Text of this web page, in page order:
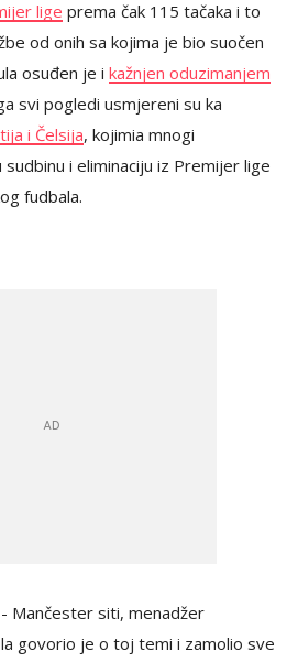
lige prema čak 115 tačaka i to
od onih sa kojima je bio suočen
osuđen je i kažnjen oduzimanjem
svi pogledi usmjereni su ka
i Čelsija, kojimia mnogi
i eliminaciju iz Premijer lige
fudbala.
Mančester siti, menadžer
govorio je o toj temi i zamolio sve